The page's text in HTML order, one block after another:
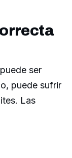
ser
puede sufrir
Las